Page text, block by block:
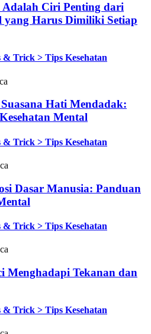
Ciri Penting dari
yang Harus Dimiliki Setiap
& Trick > Tips Kesehatan
Hati Mendadak:
Mental
& Trick > Tips Kesehatan
Dasar Manusia: Panduan
& Trick > Tips Kesehatan
Menghadapi Tekanan dan
& Trick > Tips Kesehatan